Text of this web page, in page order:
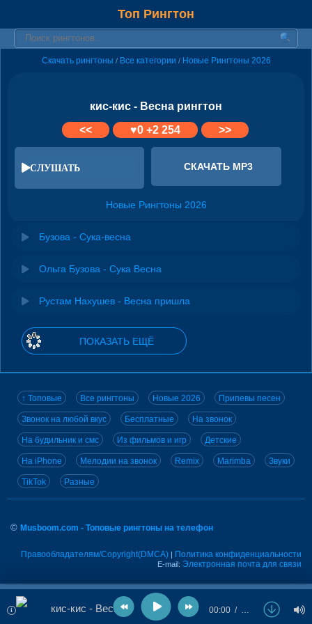
Топ Рингтон
Скачать рингтоны / Все категории / Новые Рингтоны 2026
кис-кис - Весна рингтон
<<
♥0 +2 254 >>
СЛУШАТЬ СКАЧАТЬ MP3
Новые Рингтоны 2026
Бузова - Сука-весна
Ольга Бузова - Сука Весна
Рустам Нахушев - Весна пришла
ПОКАЗАТЬ ЕЩЁ
↑ Топовые Все рингтоны Новые 2026 Припевы песен
Звонок на любой вкус Бесплатные На звонок
На будильник и смс Из фильмов и игр Детские
На iPhone Мелодии на звонок Remix Marimba Звуки
TikTok Разные
© Musboom.com - Топовые рингтоны на телефон
Правообладателям/Copyright(DMCA) | Политика конфиденциальности
E-mail: Электронная почта для связи
кис-кис - Весна 00:00 …